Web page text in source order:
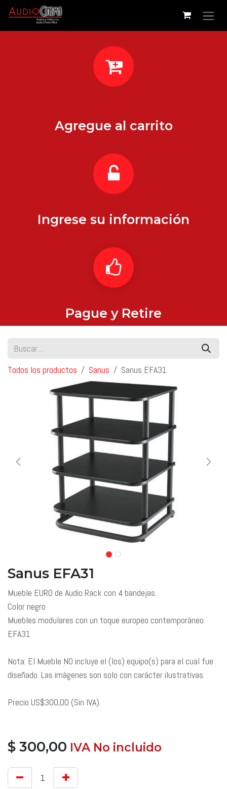
Ir al contenido
Agregue al carrito
Ingrese su información
Pague y Retire
Todos los productos Sanus Sanus EFA31
Sanus EFA31
Mueble EURO de Audio Rack con 4 bandejas.
Color negro
Muebles modulares con un toque europeo contemporáneo
EFA31
Nota: El Mueble NO incluye el (los) equipo(s) para el cual fue
diseñado. Las imágenes son solo con carácter ilustrativas.
Precio US$300,00 (Sin IVA).
$ 300,00 ​ IVA No incluido